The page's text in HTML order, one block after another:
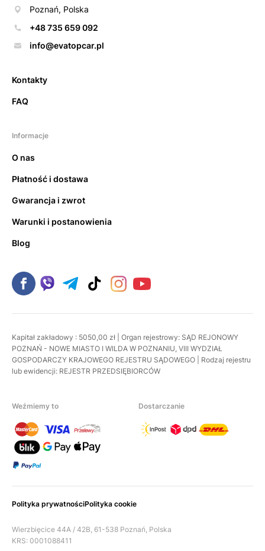
Poznań, Polska
+48 735 659 092
info@evatopcar.pl
Kontakty
FAQ
Informacje
O nas
Płatność i dostawa
Gwarancja i zwrot
Warunki i postanowienia
Blog
Kapitał zakładowy : 5050,00 zł | Organ rejestrowy: SĄD REJONOWY
POZNAŃ - NOWE MIASTO I WILDA W POZNANIU, VIII WYDZIAŁ
GOSPODARCZY KRAJOWEGO REJESTRU SĄDOWEGO | Rodzaj rejestru
lub ewidencji: REJESTR PRZEDSIĘBIORCÓW
Weźmiemy to Dostarczanie
Polityka prywatnościPolityka cookie
Wierzbięcice 44A / 42B, 61-538 Poznań, Polska
KRS: 0001088411